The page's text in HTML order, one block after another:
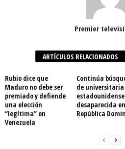
Premier
ARTÍCULOS RELACIONADOS
Rubio dice que
Maduro no debe ser
premiado y defiende
una elección
“legítima” en
Venezuela
Continúa
de universitaria
estadounidense
desaparecida en
República